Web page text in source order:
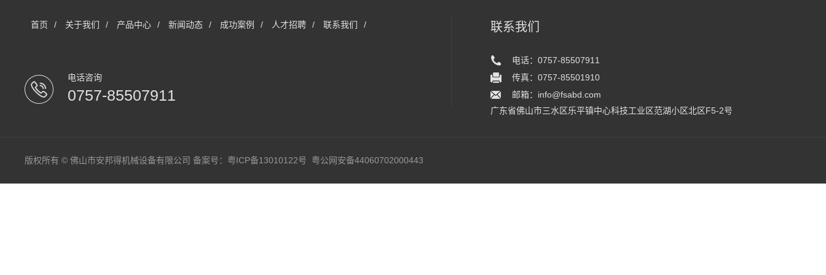
首页 / 关于我们 / 产品中心 / 新闻动态 / 成功案例 / 人才招聘 / 联系我们 /
电话咨询
0757-85507911
联系我们
电话：0757-85507911
传真：0757-85501910
邮箱：info@fsabd.com
广东省佛山市三水区乐平镇中心科技工业区范湖小区北区F5-2号
版权所有 © 佛山市安邦得机械设备有限公司 备案号： 粤ICP备13010122号 粤公网安备44060702000443